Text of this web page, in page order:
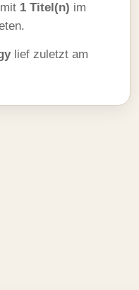
1 Titel(n) im
lief zuletzt am